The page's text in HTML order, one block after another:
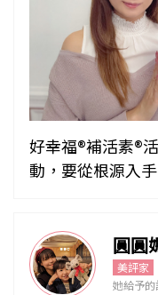
好幸福®補活素®
動，要從根源入
圓圓
美評家
她給予的